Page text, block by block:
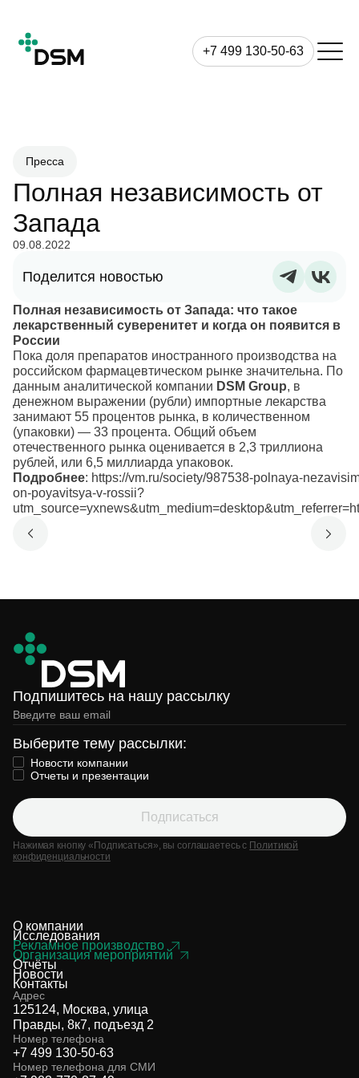
+7 499 130-50-63
Пресса
Полная независимость от
Запада
09.08.2022
Поделится новостью
Полная независимость от Запада: что такое
лекарственный суверенитет и когда он появится в
России
Пока доля препаратов иностранного производства на
российском фармацевтическом рынке значительна. По
данным аналитической компании DSM Group, в
денежном выражении (рубли) импортные лекарства
занимают 55 процентов рынка, в количественном
(упаковки) — 33 процента. Общий объем
отечественного рынка оценивается в 2,3 триллиона
рублей, или 6,5 миллиарда упаковок.
Подробнее: https://vm.ru/society/987538-polnaya-
on-poyavitsya-v-rossii?
Подпишитесь на нашу рассылку
Выберите тему рассылки:
Новости компании
Отчеты и презентации
Подписаться
Нажимая кнопку «Подписаться», вы соглашаетесь с Политикой
конфиденциальности
О компании
Исследования
Рекламное производство
Организация мероприятий
Отчёты
Новости
Контакты
Адрес
125124, Москва, улица
Правды, 8к7, подъезд 2
Номер телефона
+7 499 130-50-63
Номер телефона для СМИ